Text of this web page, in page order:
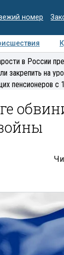
номер
Интервью
в России
закрепить на
пенсионеров с